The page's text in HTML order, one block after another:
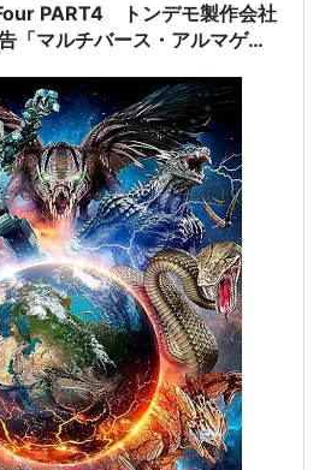
PART4 トンデモ製作会社
「マルチバース・アルマゲド